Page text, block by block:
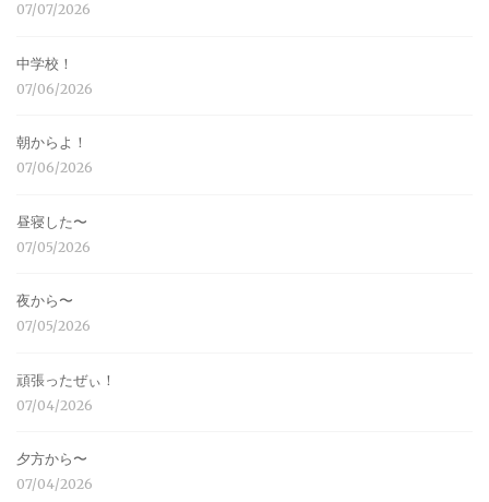
07/07/2026
中学校！
07/06/2026
朝からよ！
07/06/2026
昼寝した〜
07/05/2026
夜から〜
07/05/2026
頑張ったぜぃ！
07/04/2026
夕方から〜
07/04/2026